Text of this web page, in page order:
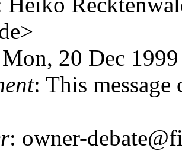
20 Dec
: This
: owner-